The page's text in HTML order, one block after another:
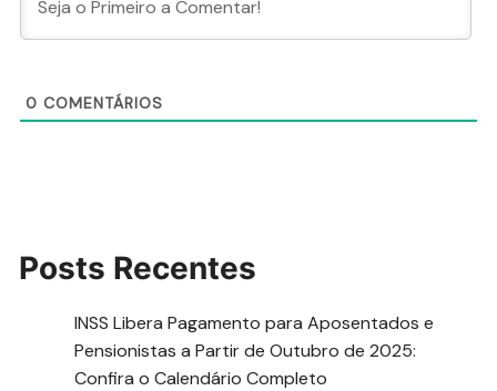
0 COMENTÁRIOS
Posts Recentes
INSS Libera Pagamento para Aposentados e
Pensionistas a Partir de Outubro de 2025:
Confira o Calendário Completo